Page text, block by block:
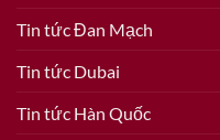
Tin tức Đan Mạch
Tin tức Dubai
Tin tức Hàn Quốc